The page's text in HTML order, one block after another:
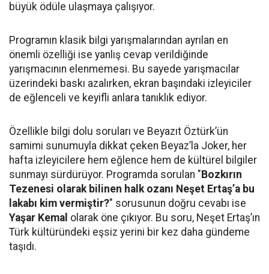
büyük ödüle ulaşmaya çalışıyor.
Programın klasik bilgi yarışmalarından ayrılan en
önemli özelliği ise yanlış cevap verildiğinde
yarışmacının elenmemesi. Bu sayede yarışmacılar
üzerindeki baskı azalırken, ekran başındaki izleyiciler
de eğlenceli ve keyifli anlara tanıklık ediyor.
Özellikle bilgi dolu soruları ve Beyazıt Öztürk’ün
samimi sunumuyla dikkat çeken Beyaz’la Joker, her
hafta izleyicilere hem eğlence hem de kültürel bilgiler
sunmayı sürdürüyor. Programda sorulan " Bozkırın
Tezenesi olarak bilinen halk ozanı Neşet Ertaş’a bu
lakabı kim vermiştir?" sorusunun doğru cevabı ise
Yaşar Kemal olarak öne çıkıyor. Bu soru, Neşet Ertaş’ın
Türk kültüründeki eşsiz yerini bir kez daha gündeme
taşıdı.